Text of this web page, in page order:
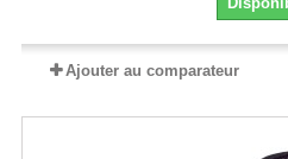
Ajouter au comparateur